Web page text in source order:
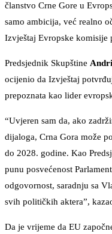
članstvo Crne Gore u
samo ambicija, već realno
Izvještaj Evropske komisije
Predsjednik Skupštine
ocijenio da Izvještaj
prepoznata kao lider
“Uvjeren sam da, ako
dijaloga, Crna Gora može
do 2028. godine. Kao
punu posvećenost
odgovornost, saradnju sa
svih političkih aktera”,
Da je vrijeme da EU